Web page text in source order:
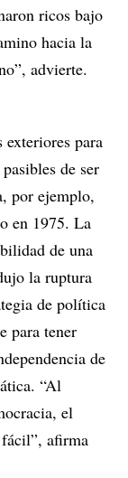
ricos bajo
hacia la
advierte.
exteriores para
de ser
por ejemplo,
en 1975. La
de una
la ruptura
de política
para tener
de
“Al
el
afirma